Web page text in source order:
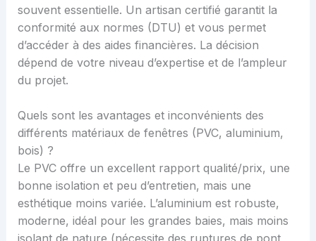
souvent essentielle. Un artisan certifié garantit la
conformité aux normes (DTU) et vous permet
d’accéder à des aides financières. La décision
dépend de votre niveau d’expertise et de l’ampleur
du projet.
Quels sont les avantages et inconvénients des
différents matériaux de fenêtres (PVC, aluminium,
bois) ?
Le PVC offre un excellent rapport qualité/prix, une
bonne isolation et peu d’entretien, mais une
esthétique moins variée. L’aluminium est robuste,
moderne, idéal pour les grandes baies, mais moins